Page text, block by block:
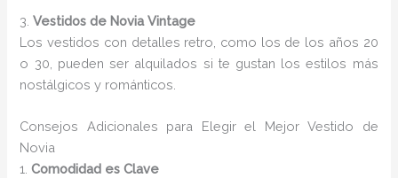
3.Vestidos de Novia Vintage
Los vestidos con detalles retro, como los de los años 20
o 30, pueden ser alquilados si te gustan los estilos más
nostálgicos y románticos.
Consejos Adicionales para Elegir el Mejor Vestido de
Novia
1.Comodidad es Clave